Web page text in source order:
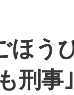
ほう
刑事